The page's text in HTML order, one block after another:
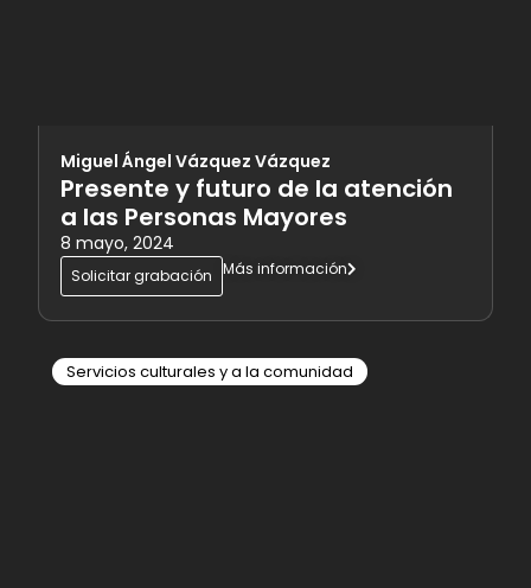
Miguel Ángel Vázquez Vázquez
Presente y futuro de la atención
a las Personas Mayores
8 mayo, 2024
Solicitar grabación Más información
Servicios culturales y a la comunidad